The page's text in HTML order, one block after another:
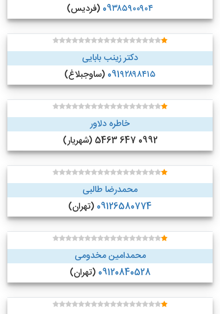
09۳۸۵۹۰۰۹۰۴ (فردیس)
دکتر زینب بابایی
091۹۲۸۹۸۴۱۵ (ساوجبلاغ)
خاطره دلاور
0992 647 5463 (شهریار)
محمدرضا طالبی
09126580774 (تهران)
محمدامین مخدومی
09120840528 (تهران)